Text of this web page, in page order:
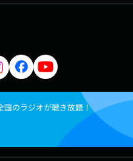
国のラジオが聴き放題！